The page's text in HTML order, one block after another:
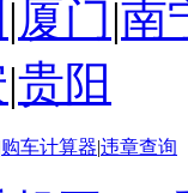
|厦门|南
|贵阳
购车计算器|违章查询